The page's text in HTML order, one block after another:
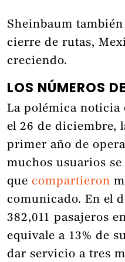
Sheinbaum
cierre de rutas,
creciendo.
LOS NÚMEROS
La polémica noticia
el 26 de diciembre,
primer año de
muchos usuarios
que compartieron
comunicado. En el
382,011 pasajeros
equivale a 13% de
dar servicio a tres